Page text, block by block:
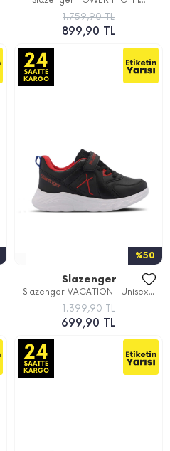
1.759,90 TL
899,90 TL
%50
Slazenger
Slazenger VACATION I Unisex...
1.399,90 TL
699,90 TL